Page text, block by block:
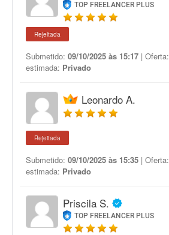
TOP FREELANCER PLUS
Rejeitada
Submetido: 09/10/2025 às 15:17 | Oferta:
estimada: Privado
Leonardo A.
Rejeitada
Submetido: 09/10/2025 às 15:35 | Oferta:
estimada: Privado
Priscila S.
TOP FREELANCER PLUS